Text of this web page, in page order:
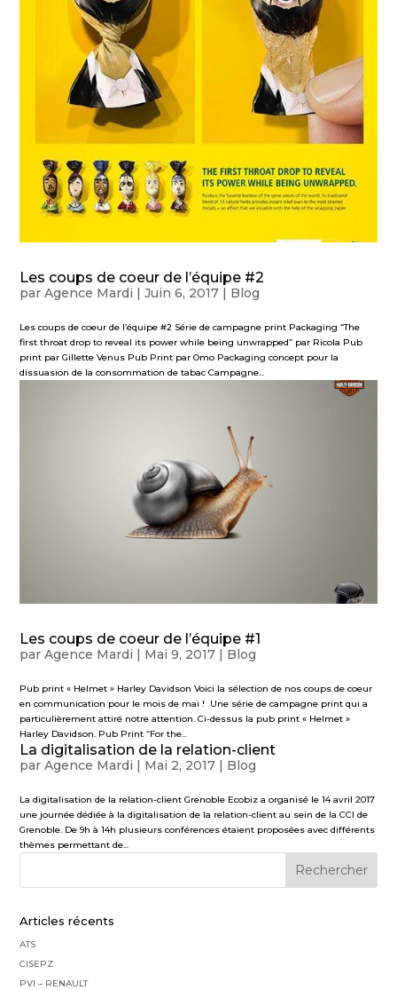
Les coups de coeur de l’équipe #2
parAgence Mardi |Juin 6, 2017 | Blog
Les coups de coeur de l’équipe #2 Série de campagne print Packaging “The
first throat drop to reveal its power while being unwrapped” par Ricola Pub
print par Gillette Venus Pub Print par Omo Packaging concept pour la
dissuasion de la consommation de tabac Campagne...
Les coups de coeur de l’équipe #1
parAgence Mardi | Mai 9, 2017 | Blog
Pub print « Helmet » Harley Davidson Voici la sélection de nos coups de coeur
en communication pour le mois de mai ! Une série de campagne print qui a
particulièrement attiré notre attention. Ci-dessus la pub print « Helmet »
Harley Davidson. Pub Print “For the...
La digitalisation de la relation-client
parAgence Mardi | Mai 2, 2017 | Blog
La digitalisation de la relation-client Grenoble Ecobiz a organisé le 14 avril 2017
une journée dédiée à la digitalisation de la relation-client au sein de la CCI de
Grenoble. De 9h à 14h plusieurs conférences étaient proposées avec différents
thèmes permettant de...
Articles récents
ATS
CISEPZ
PVI – RENAULT